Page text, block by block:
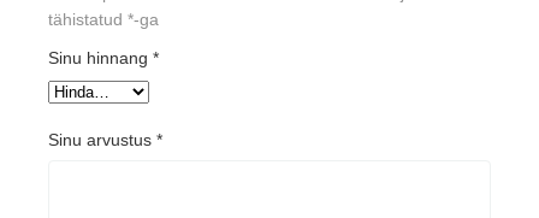
tähistatud *-ga
Sinu hinnang *
Sinu arvustus *